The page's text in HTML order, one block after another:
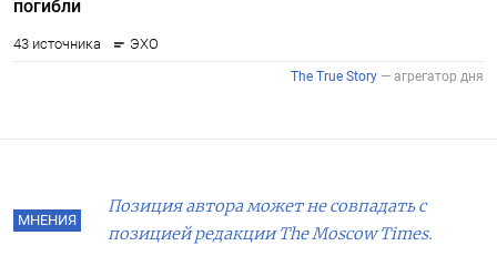
МНЕНИЯ
Позиция автора может не совпадать с
позицией редакции The Moscow Times.